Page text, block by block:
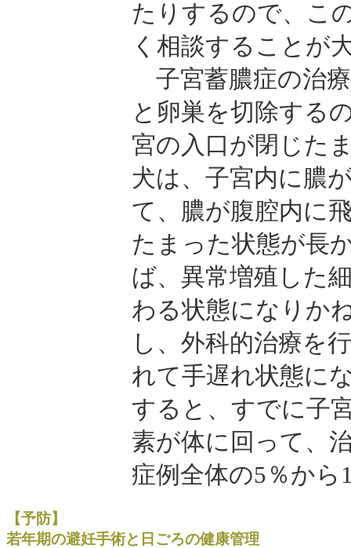
たりするので、こ
く相談することが
子宮蓄膿症の治
と卵巣を切除する
宮の入口が閉じた
犬は、子宮内に膿
て、膿が腹腔内に
たまった状態が長
ば、異常増殖した
わる状態になりか
し、外科的治療を
れて手遅れ状態に
すると、すでに子
素が体に回って、
症例全体の5％か
【予防】
若年期の避妊手術と日ごろの健康管理